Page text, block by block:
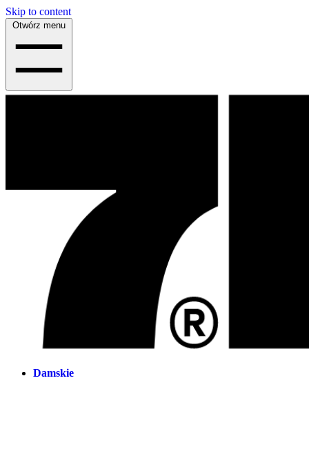
Skip to content
Otwórz menu
Damskie